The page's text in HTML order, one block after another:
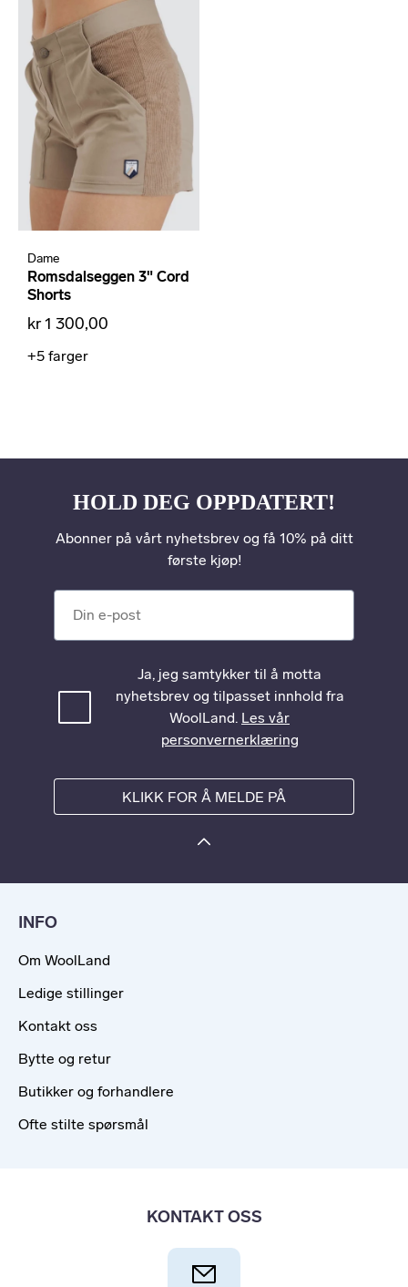
Dame
Romsdalseggen 3" Cord
Shorts
kr 1 300,00
+5 farger
HOLD DEG OPPDATERT!
Abonner på vårt nyhetsbrev og få 10% på ditt
første kjøp!
Ja, jeg samtykker til å motta
nyhetsbrev og tilpasset innhold fra
WoolLand. Les vår
personvernerklæring
KLIKK FOR Å MELDE PÅ
INFO
Om WoolLand
Ledige stillinger
Kontakt oss
Bytte og retur
Butikker og forhandlere
Ofte stilte spørsmål
KONTAKT OSS